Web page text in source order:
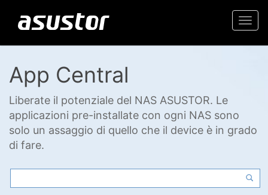
App Central
Liberate il potenziale del NAS ASUSTOR. Le
applicazioni pre-installate con ogni NAS sono
solo un assaggio di quello che il device è in grado
di fare.